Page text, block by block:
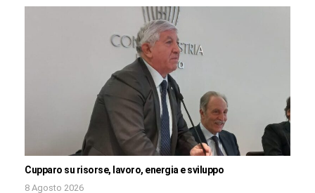
Cupparo su risorse, lavoro, energia e sviluppo
8 Agosto 2026